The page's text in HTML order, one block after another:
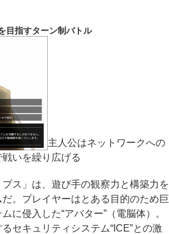
目指すターン制バトル
主人公はネットワークへの
いを繰り広げる
ス」は、遊び手の観察力と構築力を
。プレイヤーはとある目的のため巨
に侵入した“アバター”（電脳体）。
セキュリティシステム“ICE”との激